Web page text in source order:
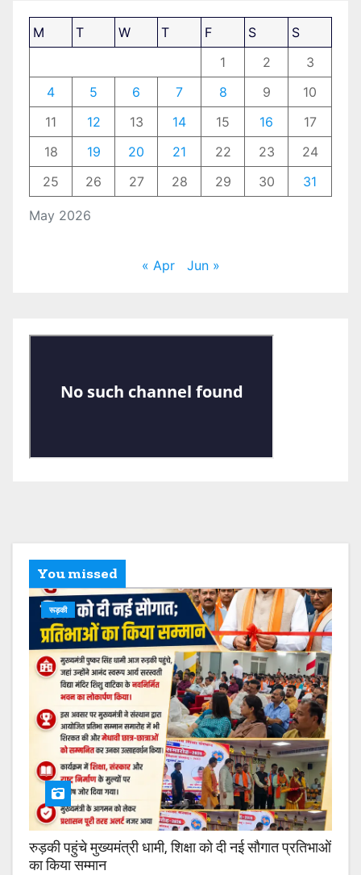
May 2026
M T W T F S
S
1
2
3
4
5 6 7 8 9
10
11
12 13 14 15 16
17
18
19 20 21 22 23
24
25
26 27 28 29 30 31
« Apr Jun »
You missed
रूड़की
रुड़की पहुंचे मुख्यमंत्री धामी, शिक्षा को दी नई सौगात प्रतिभाओं
का किया सम्मान